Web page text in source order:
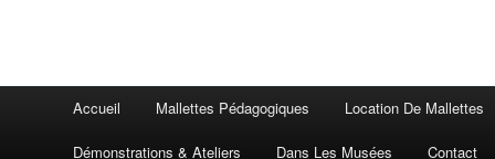
Accueil Mallettes Pédagogiques Location De Mallettes
Démonstrations & Ateliers Dans Les Musées Contact